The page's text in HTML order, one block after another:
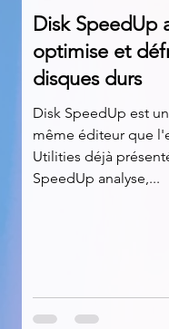
ligne
Disk SpeedUp
optimise et
disques durs
Disk SpeedUp est
même éditeur que
Utilities déjà
SpeedUp analyse,...